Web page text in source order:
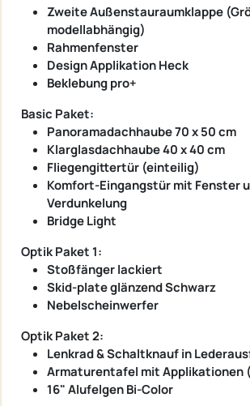
Zweite Außenstauraumklappe
modellabhängig)
Rahmenfenster
Design Applikation Heck
Beklebung pro+
Basic Paket:
Panoramadachhaube 70 x 50 cm
Klarglasdachhaube 40 x 40 cm
Fliegengittertür (einteilig)
Komfort-Eingangstür mit Fenster
Verdunkelung
Bridge Light
Optik Paket 1:
Stoßfänger lackiert
Skid-plate glänzend Schwarz
Nebelscheinwerfer
Optik Paket 2:
Lenkrad & Schaltknauf in
Armaturentafel mit Applikationen
16" Alufelgen Bi-Color